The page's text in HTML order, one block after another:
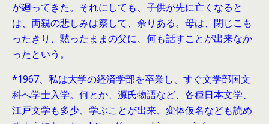
が廻ってきた。それにしても、子供が先に亡くなると
は、両親の悲しみは察して、余りある。母は、閉じこも
ったきり、黙ったままの父に、何も話すことが出来なか
ったという。
*1967、私は大学の経済学部を卒業し、すぐ文学部国文
科へ学士入学。何とか、源氏物語など、各種日本文学、
江戸文学も多少、学ぶことが出来、変体仮名なども読め